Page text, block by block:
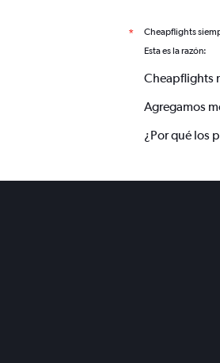
* Cheapflights
Esta es la razón:
Cheapflights
Agregamos
¿Por qué los